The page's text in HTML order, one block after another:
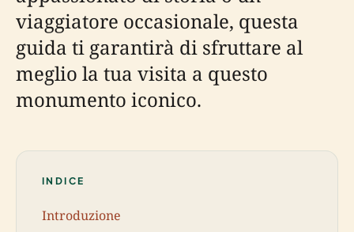
viaggiatore occasionale, questa
guida ti garantirà di sfruttare al
meglio la tua visita a questo
monumento iconico.
INDICE
Introduzione